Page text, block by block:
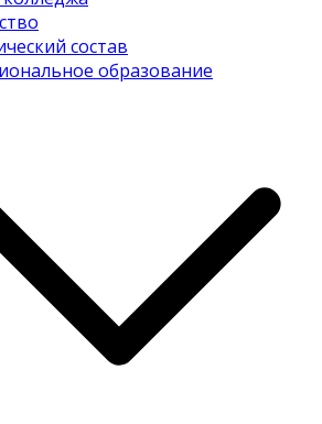
состав
образование